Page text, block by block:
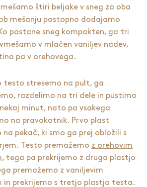
štiri beljake v sneg za oba
mešanju postopno dodajamo
postane sneg kompakten, ga tri
v mlačen vaniljev nadev,
pa v orehovega.
testo stresemo na pult, ga
razdelimo na tri dele in pustimo
minut, nato pa vsakega
na pravokotnik. Prvo plast
na pekač, ki smo ga prej obložili s
Testo premažemo z orehovim
, tega pa prekrijemo z drugo plastjo
premažemo z vaniljevim
in prekrijemo s tretjo plastjo testa.